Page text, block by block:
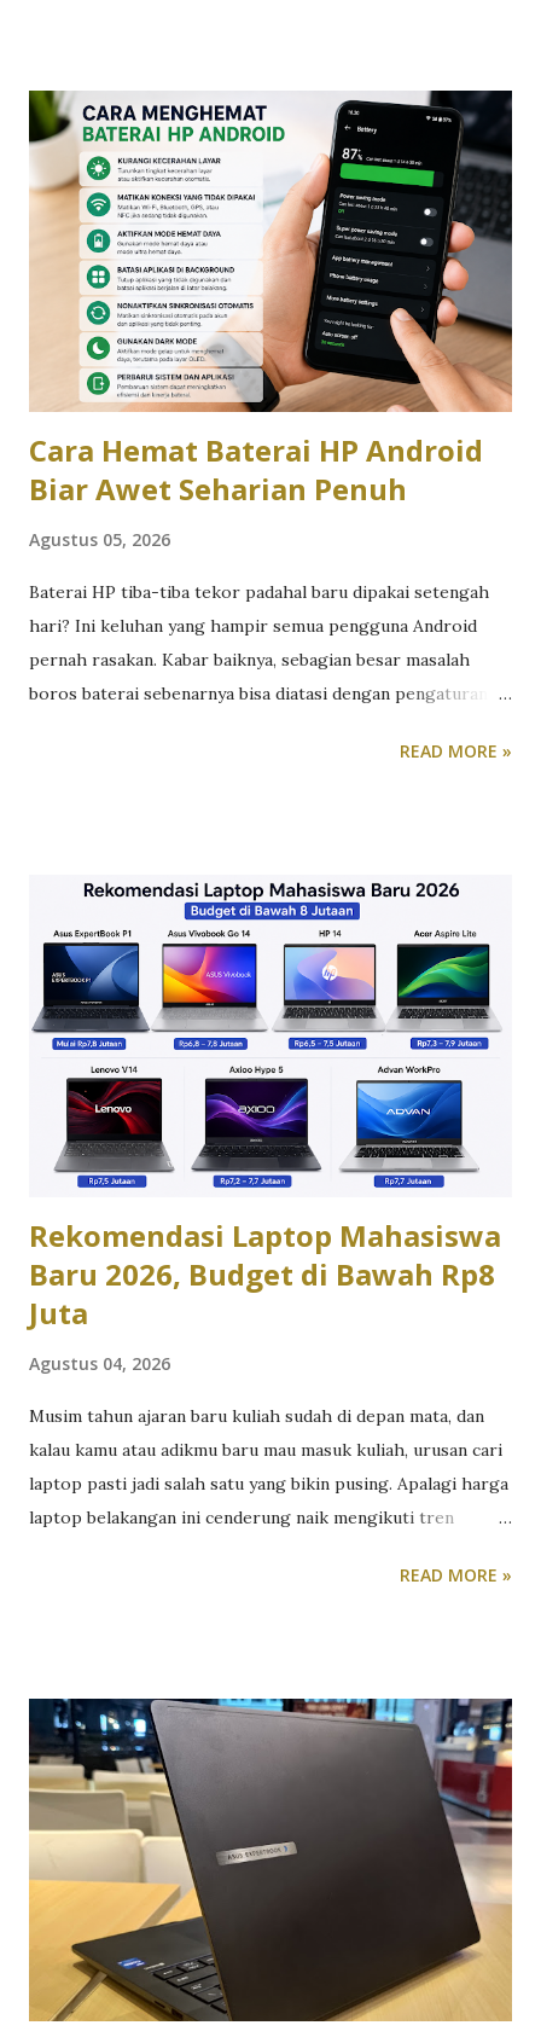
proses pemrograman, hingga mendukung pengambilan
keputusan berbasis informasi. Perubahan tersebut
memunculkan pertanyaan baru. Bukan lagi apakah AI akan
memengaruhi dunia kerja, melainkan seberapa besar
dampaknya terhadap cara manusia bekerja. Berbagai
perusahaan kini mulai mengintegrasikan AI ke dalam alur
kerja sehari-hari untuk meningkatkan efisiensi sekaligus
menekan biaya operasional. AI Mengubah Cara Kerja, Bukan
Sekadar Menggantikan Pekerjaan Salah satu sektor yang
paling cepat merasakan manfaat AI generatif a...
Cara Hemat Baterai HP Android
Biar Awet Seharian Penuh
Agustus 05, 2026
Baterai HP tiba-tiba tekor padahal baru dipakai setengah
hari? Ini keluhan yang hampir semua pengguna Android
pernah rasakan. Kabar baiknya, sebagian besar masalah
boros baterai sebenarnya bisa diatasi dengan pengaturan
langkah yang bisa langsung kamu coba hari ini. Atur layar,
yang masih nyaman di mata, atau aktifkan kecerahan
otomatis supaya HP menyesuaikan sendiri sesuai kondisi
cahaya sekitar. Kalau HP-mu punya layar AMOLED, aktifkan
dark mode, karena di layar jenis ini, warna hitam benar-
benar mematikan piksel sehingga lebih hemat daya
dibanding tampilan terang. Jangan lupa juga perpendek
waktu screen timeout, misalnya jadi 15-30 detik, supaya
layar tidak menyala percuma saat HP tidak dipakai.
Kendalikan aplikasi yang jalan di background Banyak aplikasi
READ MORE »
Rekomendasi Laptop Mahasiswa
Baru 2026, Budget di Bawah Rp8
Juta
Agustus 04, 2026
Musim tahun ajaran baru kuliah sudah di depan mata, dan
kalau kamu atau adikmu baru mau masuk kuliah, urusan cari
laptop pasti jadi salah satu yang bikin pusing. Apalagi harga
laptop belakangan ini cenderung naik mengikuti tren
tenang, dengan bujet di bawah 8 juta, kamu masih punya
Kalau jurusanmu lebih banyak berurusan dengan dokumen,
presentasi, riset, dan browsing, misalnya jurusan ekonomi,
hukum, komunikasi, atau ilmu sosial lainnya, kamu
sebenarnya tidak butuh laptop dengan spesifikasi tinggi.
Yang lebih penting justru kenyamanan pemakaian harian.
Keyboard yang enak diketik untuk mengerjakan tugas
berjam-jam, baterai yang tahan lama untuk kelas seharian
tanpa colokan, dan bobot yang ringan supaya nyaman dibawa
bolak-balik kampus. Di kisaran har...
READ MORE »